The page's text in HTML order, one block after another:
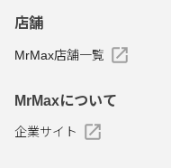
店舗
MrMax店舗一覧
MrMaxについて
企業サイト